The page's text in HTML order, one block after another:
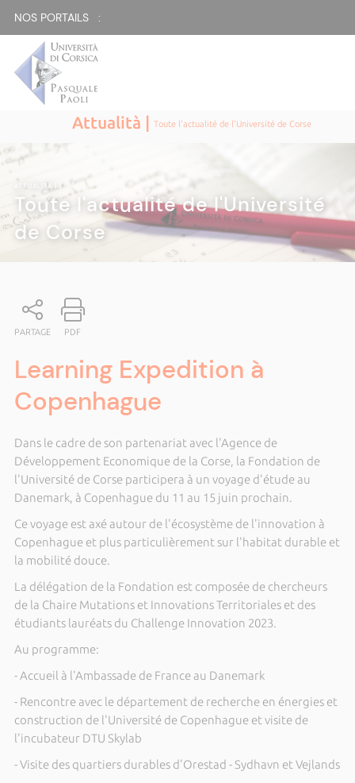
NOS PORTAILS :
Attualità |Toute l'actualité de l'Université de Corse
ATTUALITÀ|
Toute l'actualité de l'Université
de Corse
PARTAGE PDF
Learning Expedition à
Copenhague
Dans le cadre de son partenariat avec l'Agence de
Développement Economique de la Corse, la Fondation de
l'Université de Corse participera à un voyage d'étude au
Danemark, à Copenhague du 11 au 15 juin prochain.
Ce voyage est axé autour de l'écosystème de l'innovation à
Copenhague et plus particulièrement sur l'habitat durable et
la mobilité douce.
La délégation de la Fondation est composée de chercheurs
de la Chaire Mutations et Innovations Territoriales et des
étudiants lauréats du Challenge Innovation 2023.
Au programme:
- Accueil à l'Ambassade de France au Danemark
- Rencontre avec le département de recherche en énergies et
construction de l'Université de Copenhague et visite de
l'incubateur DTU Skylab
- Visite des quartiers durables d'Orestad - Sydhavn et Vejlands